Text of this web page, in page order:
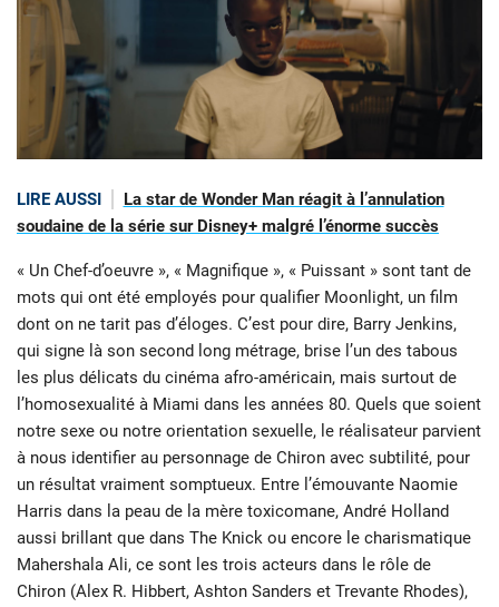
LIRE AUSSI
La star de Wonder Man réagit à l’annulation
soudaine de la série sur Disney+ malgré l’énorme succès
« Un Chef-d’oeuvre », « Magnifique », « Puissant » sont tant de
mots qui ont été employés pour qualifier Moonlight, un film
dont on ne tarit pas d’éloges. C’est pour dire, Barry Jenkins,
qui signe là son second long métrage, brise l’un des tabous
les plus délicats du cinéma afro-américain, mais surtout de
l’homosexualité à Miami dans les années 80. Quels que soient
notre sexe ou notre orientation sexuelle, le réalisateur parvient
à nous identifier au personnage de Chiron avec subtilité, pour
un résultat vraiment somptueux. Entre l’émouvante Naomie
Harris dans la peau de la mère toxicomane, André Holland
aussi brillant que dans The Knick ou encore le charismatique
Mahershala Ali, ce sont les trois acteurs dans le rôle de
Chiron (Alex R. Hibbert, Ashton Sanders et Trevante Rhodes),